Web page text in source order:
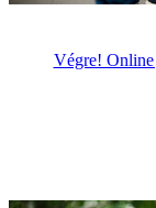
Végre! Online